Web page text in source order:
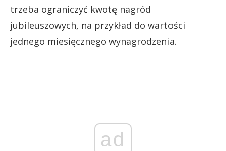
trzeba ograniczyć kwotę nagród
jubileuszowych, na przykład do wartości
jednego miesięcznego wynagrodzenia.
ad